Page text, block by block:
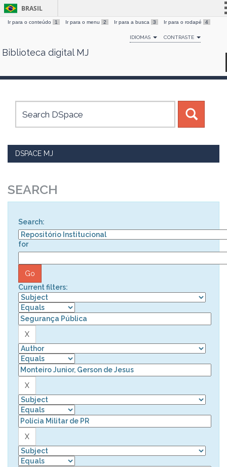
Skip
BRASIL
Simplifique!
Comunica BR
Canais
Ir para o conteúdo 1 Ir para o menu 2 Ir para a busca 3 Ir para o rodapé 4
IDIOMAS CONTRASTE
Biblioteca digital MJ
DSPACE MJ
SEARCH
Search:
for
Current filters: